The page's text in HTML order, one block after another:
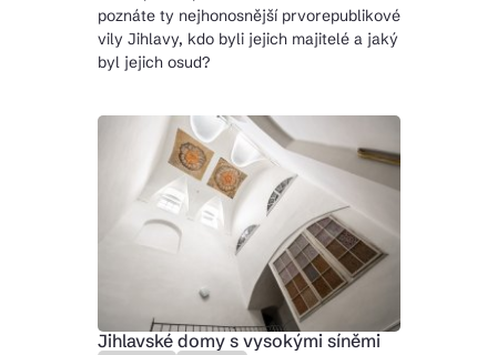
poznáte ty nejhonosnější prvorepublikové
vily Jihlavy, kdo byli jejich majitelé a jaký
byl jejich osud?
Jihlavské domy s vysokými síněmi